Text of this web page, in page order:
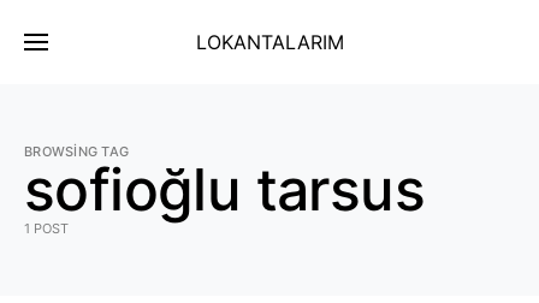
LOKANTALARIM
BROWSING TAG
sofioğlu tarsus
1 POST